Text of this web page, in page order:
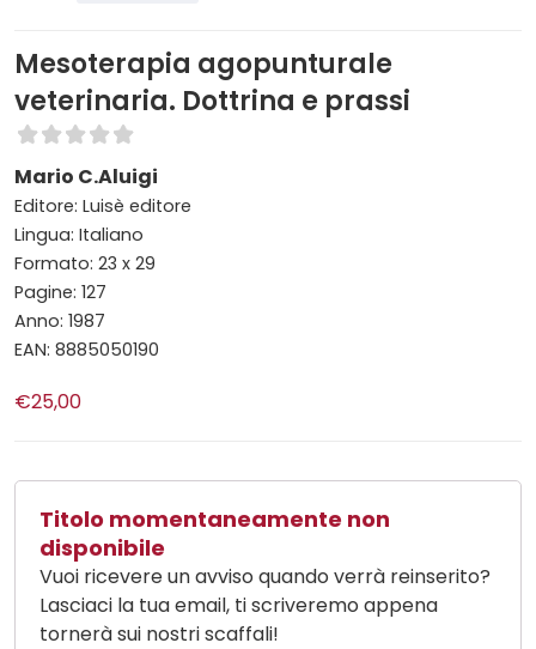
Mesoterapia agopunturale
veterinaria. Dottrina e prassi
Mario C.Aluigi
Editore: Luisè editore
Lingua: Italiano
Formato: 23 x 29
Pagine: 127
Anno: 1987
EAN: 8885050190
€25,00
Titolo momentaneamente non
disponibile
Vuoi ricevere un avviso quando verrà reinserito?
Lasciaci la tua email, ti scriveremo appena
tornerà sui nostri scaffali!